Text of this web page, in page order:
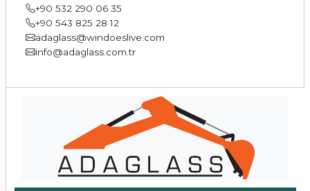
+90 532 290 06 35
+90 543 825 28 12
adaglass@windoeslive.com
info@adaglass.com.tr